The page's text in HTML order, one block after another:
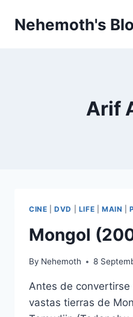
Nehemoth's
Arif
CINE |DVD LIFE MAIN |
Mongol
By Nehemoth 8
Antes de
vastas tierras de